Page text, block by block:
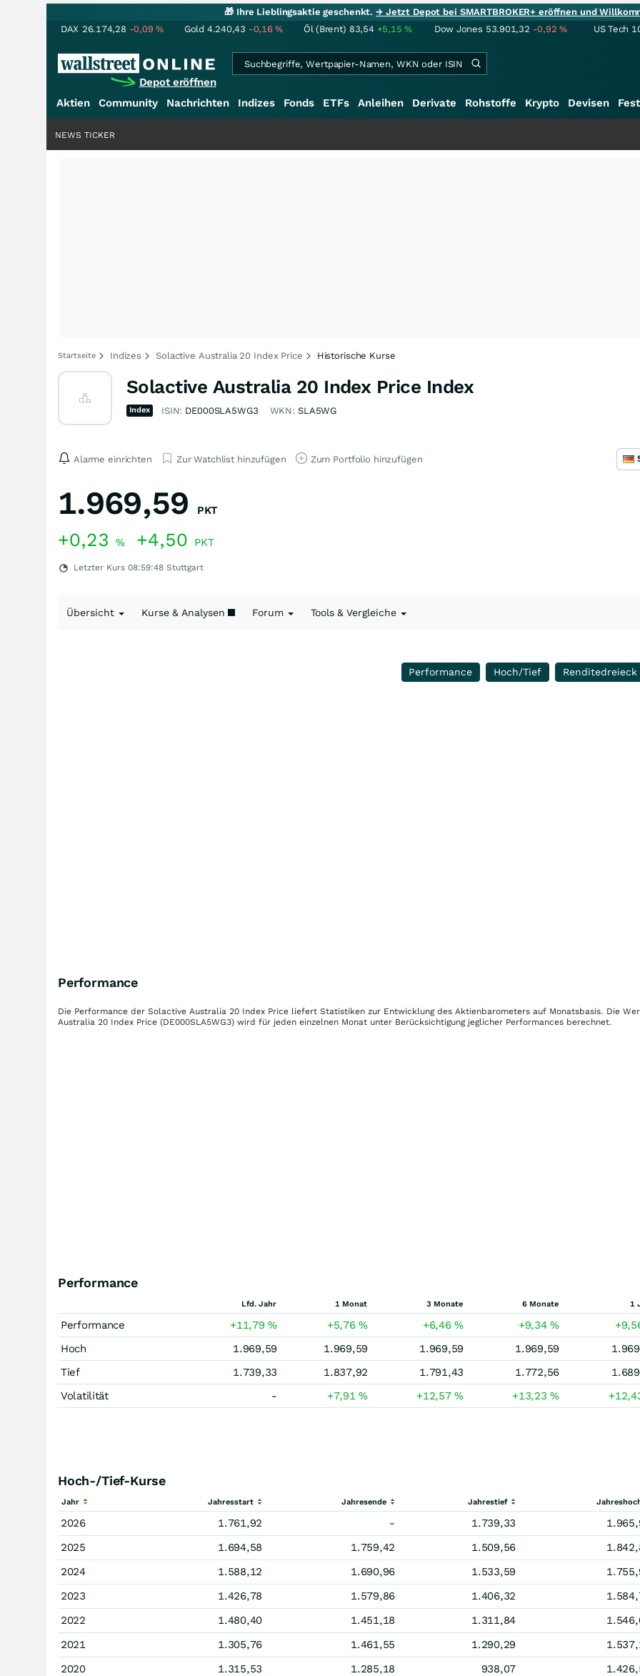
🎁 Ihre Lieblingsaktie geschenkt.→ Jetzt Depot bei SMARTBROKER+ eröffnen und
DAX 26.174,28 -0,09% Gold 4.240,43 -0,16% Öl (Brent) 83,54 +5,15% Dow Jones 53.901,32 -0,92% US Tech
Depot eröffnen
Aktien Community Nachrichten Indizes Fonds ETFs Anleihen Derivate Rohstoffe Krypto Devisen
NEWS TICKER
Startseite Indizes Solactive Australia 20 Index Price Historische Kurse
Solactive Australia 20 Index Price Index
Index ISIN: DE000SLA5WG3 WKN: SLA5WG
Alarme einrichten Zur Watchlist hinzufügen Zum Portfolio hinzufügen
1.969,59 PKT
+0,23 % +4,50 PKT
Letzter Kurs 08:59:48 Stuttgart
Übersicht Kurse & Analysen Forum Tools & Vergleiche
Performance Hoch/Tief Renditedreieck
Performance
Die Performance der Solactive Australia 20 Index Price liefert Statistiken zur Entwicklung des Aktienbarometers auf Monatsbasis. Die
Australia 20 Index Price (DE000SLA5WG3) wird für jeden einzelnen Monat unter Berücksichtigung jeglicher Performances berechnet.
Performance
Lfd. Jahr 1 Monat 3 Monate 6 Monate 1
Performance +11,79% +5,76% +6,46% +9,34%
Hoch
1.969,59 1.969,59 1.969,59 1.969,59
Tief
1.739,33 1.837,92 1.791,43 1.772,56
Volatilität
- +7,91% +12,57% +13,23%
Hoch-/Tief-Kurse
Jahr Jahresstart Jahresende Jahrestief
2026 1.761,92 - 1.739,33
2025
1.694,58 1.759,42 1.509,56
2024
1.588,12 1.690,96 1.533,59
2023
1.426,78 1.579,86 1.406,32
2022
1.480,40 1.451,18 1.311,84
2021
1.305,76 1.461,55 1.290,29
2020
1.315,53 1.285,18 938,07